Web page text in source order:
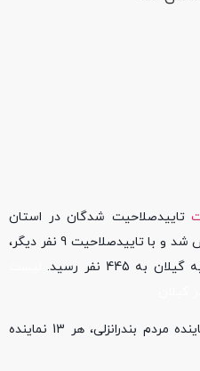
تاییدصلاحیت شدگان در استان
گیلان از سوی شورای نگهبان مشخص شد و با تاییدصلاحیت 9 نفر دیگر،
445 نفر رسید.
لیست
با تاییدصلاحیت احمد دنیامالی، نماینده مردم بندرانزلی، هر 13 نماینده